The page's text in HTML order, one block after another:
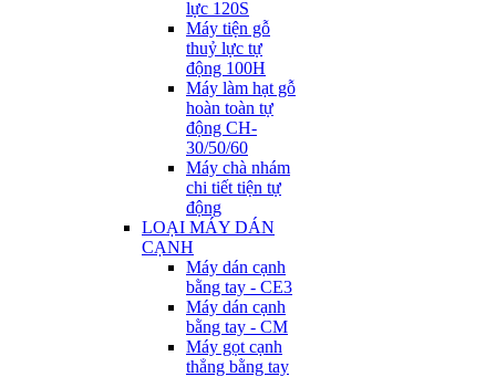
lực 120S
Máy tiện gỗ
thuỷ lực tự
động 100H
Máy làm hạt gỗ
hoàn toàn tự
động CH-
30/50/60
Máy chà nhám
chi tiết tiện tự
động
LOẠI MÁY DÁN
CẠNH
Máy dán cạnh
bằng tay - CE3
Máy dán cạnh
bằng tay - CM
Máy gọt cạnh
thẳng bằng tay